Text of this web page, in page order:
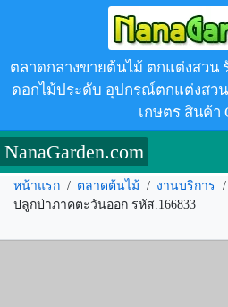
ตลาดกลางขายต้นไม้ ตกแต่งสวน
ดอกไม้ประดับ อุปกรณ์ตกแต่งสว
เกษตร สินค้า
NanaGarden.com
หน้าแรก / ตลาดต้นไม้ / งานบริการ /
ปลูกป่าภาคตะวันออก รหัส.166833